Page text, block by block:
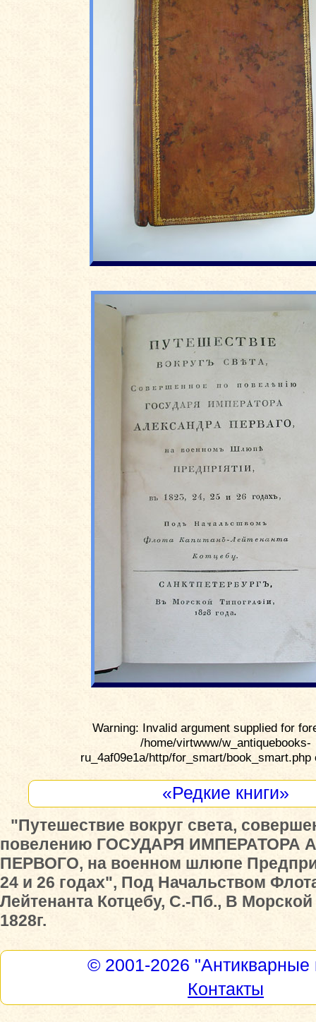
Warning: Invalid argument supplied for
/home/virtwww/w_antiquebooks-
ru_4af09e1a/http/for_smart/book_smart.php
«Редкие книги»
"Путешествие вокруг света,
повелению ГОСУДАРЯ ИМПЕРАТОРА
ПЕРВОГО, на военном шлюпе
24 и 26 годах", Под Начальством
Лейтенанта Котцебу, С.-Пб., В
1828г.
© 2001-2026 "Антикварные
Контакты